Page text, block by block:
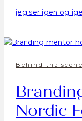
jeg ser igen og
Behind the
Nordic